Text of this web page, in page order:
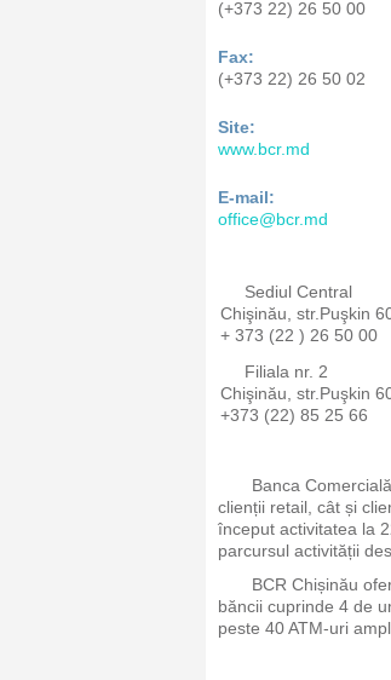
(+373 22) 26 50 00
Fax:
(+373 22) 26 50 02
Site:
www.bcr.md
E-mail:
office@bcr.md
Sediul Central
Chişinău, str.Puşkin
+ 373 (22 ) 26 50 00
Filiala nr. 2
Chişinău, str.Puşkin
+373 (22) 85 25 66
Banca
clienții retail, cât și
început activitatea la
parcursul activității
BCR Chișinău
băncii cuprinde 4 de
peste 40 ATM-uri